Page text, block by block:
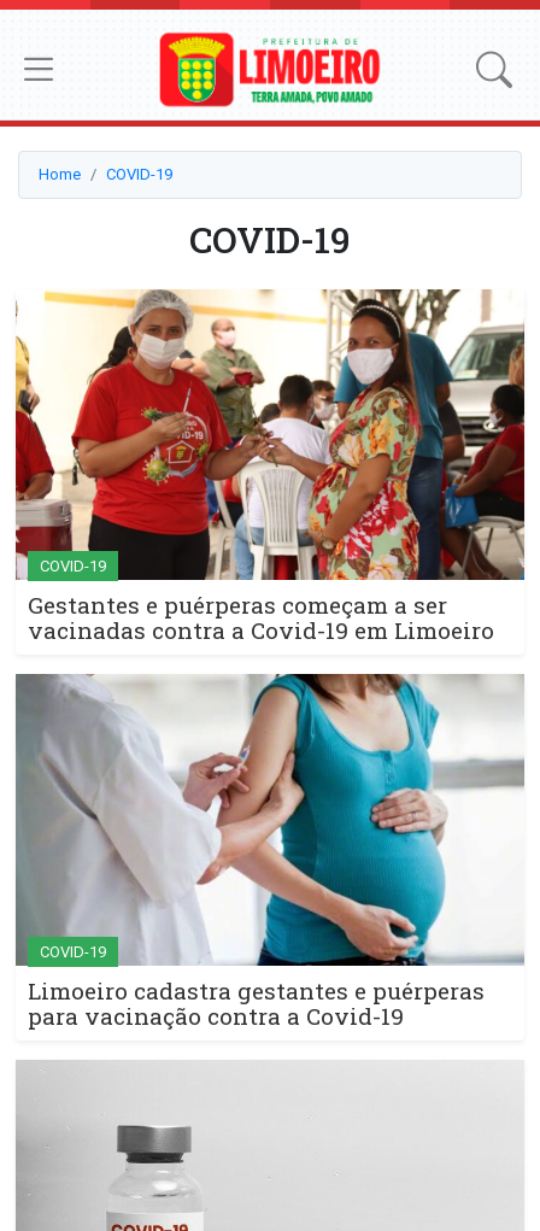
Home COVID-19
COVID-19
COVID-19
Gestantes e puérperas começam a ser
vacinadas contra a Covid-19 em Limoeiro
COVID-19
Limoeiro cadastra gestantes e puérperas
para vacinação contra a Covid-19